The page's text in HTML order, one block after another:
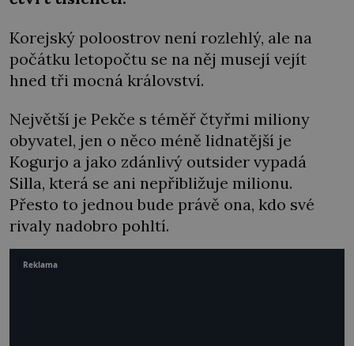
Korejský poloostrov není rozlehlý, ale na
počátku letopočtu se na něj musejí vejít
hned tři mocná království.
Největší je Pekče s téměř čtyřmi miliony
obyvatel, jen o něco méně lidnatější je
Kogurjo a jako zdánlivý outsider vypadá
Silla, která se ani nepřibližuje milionu.
Přesto to jednou bude právě ona, kdo své
rivaly nadobro pohltí.
Reklama